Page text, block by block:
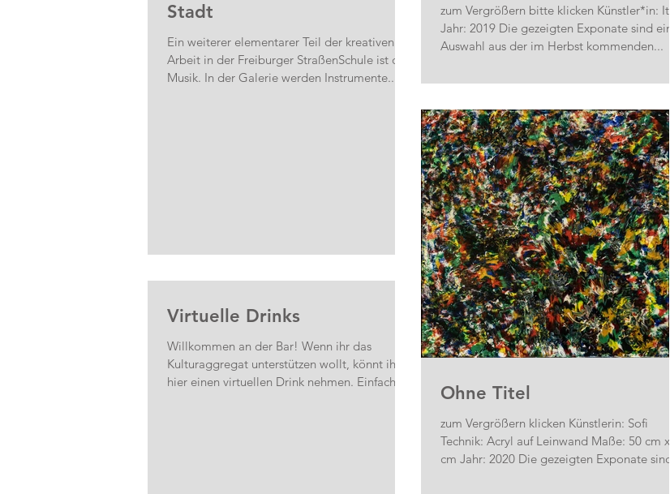
zum Vergrößern bitte klicken Künstler*in: Itshy
Jahr: 2019 Die gezeigten Exponate sind eine
Auswahl aus der im Herbst kommenden...
Stadt
Ein weiterer elementarer Teil der kreativen
Arbeit in der Freiburger StraßenSchule ist die
Musik. In der Galerie werden Instrumente...
Ohne Titel
zum Vergrößern klicken Künstlerin: Sofi
Technik: Acryl auf Leinwand Maße: 50 cm x 50
cm Jahr: 2020 Die gezeigten Exponate sind
Virtuelle Drinks
Willkommen an der Bar! Wenn ihr das
Kulturaggregat unterstützen wollt, könnt ihr
hier einen virtuellen Drink nehmen. Einfach